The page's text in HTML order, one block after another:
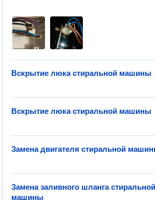
Вскрытие люка стиральной машины
Вскрытие люка стиральной машины
Замена двигателя стиральной
Замена заливного шланга стиральной
машины